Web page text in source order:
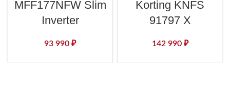
MFF177NFW Slim
Inverter
93 990 ₽
Korting KNFS
91797 X
142 990 ₽